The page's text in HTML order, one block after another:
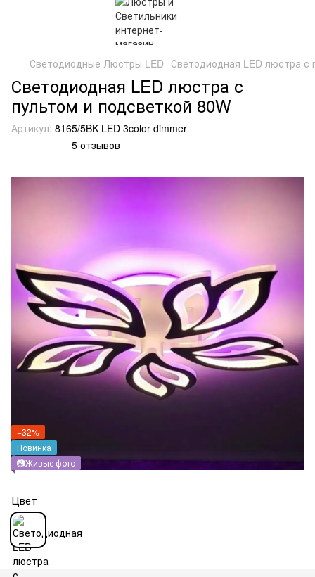
Светодиодные Люстры LED Светодиодная LED люстра с
Светодиодная LED люстра с
пультом и подсветкой 80W
Артикул: 8165/5BK LED 3color dimmer
5 отзывов
−32%
Новинка
📷Живые фото
Цвет